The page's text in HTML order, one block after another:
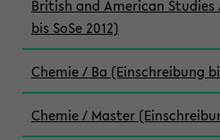
British and American
bis SoSe 2012)
Chemie / Ba (Einschreibung
Chemie / Master